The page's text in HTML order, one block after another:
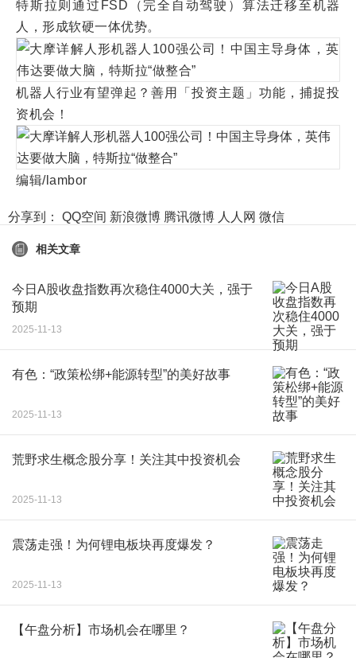
特斯拉则通过FSD（完全自动驾驶）算法迁移至机器
人，形成软硬一体优势。
机器人行业有望弹起？善用「投资主题」功能，捕捉投
资机会！
编辑/lambor
分享到： QQ空间 新浪微博 腾讯微博 人人网 微信
相关文章
今日A股收盘指数再次稳住4000大关，强于
预期
2025-11-13
有色：“政策松绑+能源转型”的美好故事
2025-11-13
荒野求生概念股分享！关注其中投资机会
2025-11-13
震荡走强！为何锂电板块再度爆发？
2025-11-13
【午盘分析】市场机会在哪里？